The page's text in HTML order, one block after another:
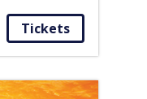
Tickets